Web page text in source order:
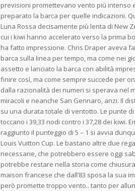
previsioni promettevano vento più intenso
preparato la barca per quelle indicazioni.
Luna Rossa decisamente più lenta di New
cui i kiwi hanno accelerato verso la prima
ha fatto impressione. Chris Draper aveva
barca sulla linea per tempo, ma come nei
assetto e lanciato la barca con abilità
finire così, ma come sempre succede per
dalla razionalità dei numeri si sperava nel
miracoli e neanche San Gennaro, anzi. Il
su una durata totale di ventotto. Le punte
toccano i 39,33 nodi contro i 37,28 dei kiwi.
raggiunto il punteggio di 5 – 1 si avvia
Louis Vuitton Cup. Le bastano altre due
necessarie, che potrebbero essere oggi
potrebbe restare nella storia come
maison francese che dall’83 sposa la sua
però promette troppo vento.. tanto per